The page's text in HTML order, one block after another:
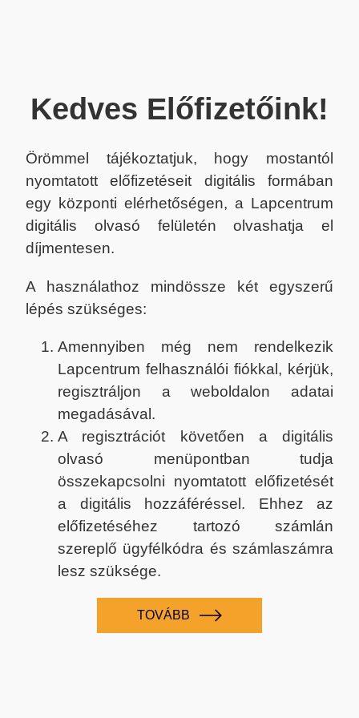
Kedves Előfizetőink!
Örömmel tájékoztatjuk, hogy mostantól
nyomtatott előfizetéseit digitális formában
egy központi elérhetőségen, a Lapcentrum
digitális olvasó felületén olvashatja el
díjmentesen.
A használathoz mindössze két egyszerű
lépés szükséges:
Amennyiben még nem rendelkezik
Lapcentrum felhasználói fiókkal, kérjük,
regisztráljon a weboldalon adatai
megadásával.
A regisztrációt követően a digitális
olvasó menüpontban tudja
összekapcsolni nyomtatott előfizetését
a digitális hozzáféréssel. Ehhez az
előfizetéséhez tartozó számlán
szereplő ügyfélkódra és számlaszámra
lesz szüksége.
TOVÁBB